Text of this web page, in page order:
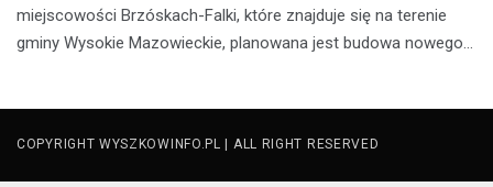
miejscowości Brzóskach-Falki, które znajduje się na terenie
gminy Wysokie Mazowieckie, planowana jest budowa nowego…
COPYRIGHT WYSZKOWINFO.PL | ALL RIGHT RESERVED